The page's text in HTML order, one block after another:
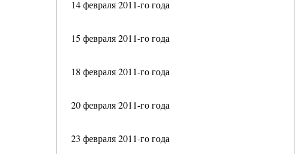
14 февраля 2011-го года
15 февраля 2011-го года
18 февраля 2011-го года
20 февраля 2011-го года
23 февраля 2011-го года